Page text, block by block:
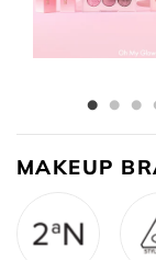
MAKEUP